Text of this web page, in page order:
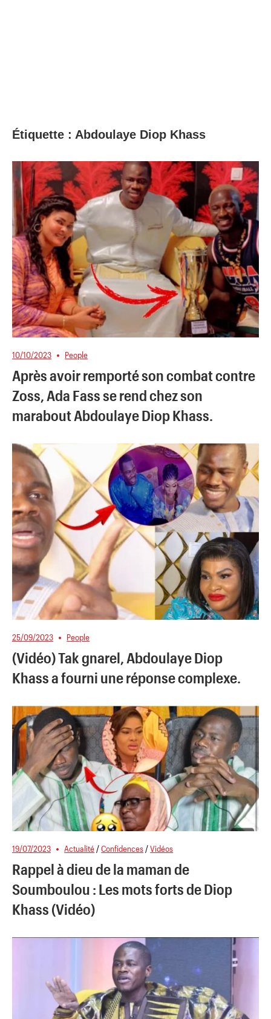
Étiquette : Abdoulaye Diop Khass
10/10/2023 People
Après avoir remporté son combat contre
Zoss, Ada Fass se rend chez son
marabout Abdoulaye Diop Khass.
25/09/2023 People
(Vidéo) Tak gnarel, Abdoulaye Diop
Khass a fourni une réponse complexe.
19/07/2023 Actualité /Confidences /Vidéos
Rappel à dieu de la maman de
Soumboulou : Les mots forts de Diop
Khass (Vidéo)